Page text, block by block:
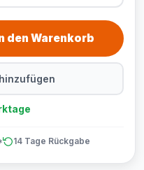
den Warenkorb
14 Tage Rückgabe